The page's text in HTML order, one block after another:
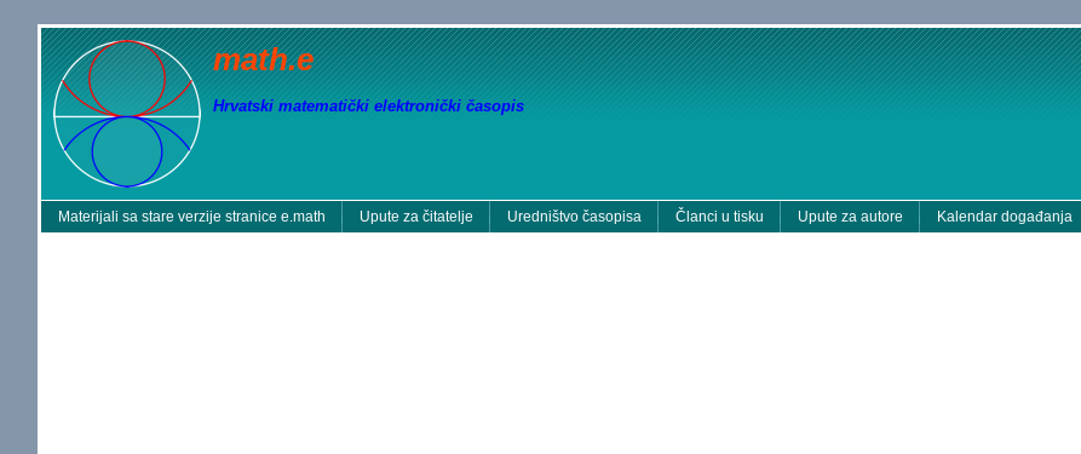
math.e
Hrvatski matematički elektronički časopis
Materijali sa stare verzije stranice e.math Upute za čitatelje Uredništvo časopisa Članci u tisku Upute za autore Kalendar događanja